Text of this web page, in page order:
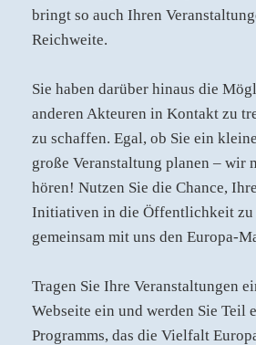
bringt so auch Ihren
Reichweite.
Sie haben darüber hinaus die
anderen Akteuren in Kontakt zu
zu schaffen. Egal, ob Sie ein
große Veranstaltung planen – wir
hören! Nutzen Sie die Chance,
Initiativen in die Öffentlichkeit zu
gemeinsam mit uns den Europa-
Tragen Sie Ihre Veranstaltungen
Webseite ein und werden Sie Teil
Programms, das die Vielfalt